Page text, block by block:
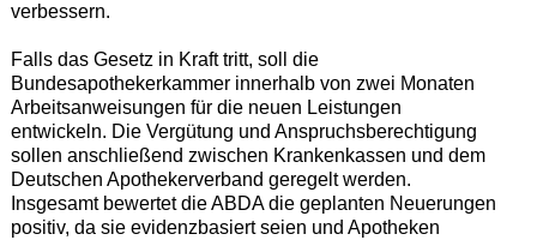
verbessern.
Falls das Gesetz in Kraft tritt, soll die
Bundesapothekerkammer innerhalb von zwei Monaten
Arbeitsanweisungen für die neuen Leistungen
entwickeln. Die Vergütung und Anspruchsberechtigung
sollen anschließend zwischen Krankenkassen und dem
Deutschen Apothekerverband geregelt werden.
Insgesamt bewertet die ABDA die geplanten Neuerungen
positiv, da sie evidenzbasiert seien und Apotheken